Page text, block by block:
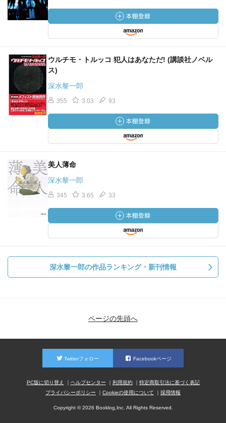
ウルチモ・トルッコ 犯人はあなただ! (講談社ノベル
ス)
深水黎一郎
355 3.03 93
美人薄命
深水黎一郎
345 3.65 33
深水黎一郎の作品ランキング・新刊情報
ページの先頭へ
Twitterフォロー Facebookページ
PC版に切り替え ヘルプセンター 利用規約
特定商取引法に基づく表記
プライバシーポリシー
Cookieの使用について 採用情報
Copyright © 2026 Booklog,Inc. All Rights Reserved.